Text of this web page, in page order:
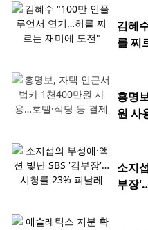
김혜
를 찌
홍명
원 사
소지
부장